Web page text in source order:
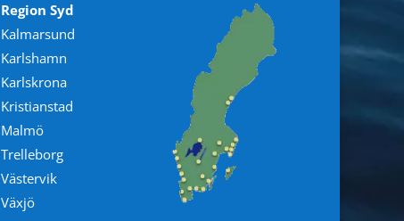
Region Syd
Kalmarsund
Karlshamn
Karlskrona
Kristianstad
Malmö
Trelleborg
Västervik
Växjö